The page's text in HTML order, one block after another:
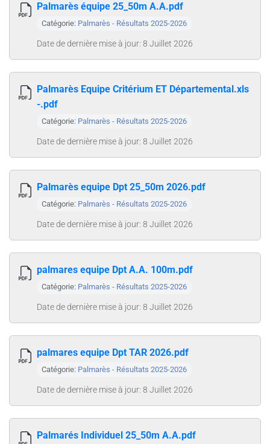
Palmarès équipe 25_50m A.A.pdf
Catégorie: Palmarès - Résultats 2025-2026
Date de dernière mise à jour: 8 Juillet 2026
Palmarès Equipe Critérium ET Départemental.xls
-.pdf
Catégorie: Palmarès - Résultats 2025-2026
Date de dernière mise à jour: 8 Juillet 2026
Palmarès equipe Dpt 25_50m 2026.pdf
Catégorie: Palmarès - Résultats 2025-2026
Date de dernière mise à jour: 8 Juillet 2026
palmares equipe Dpt A.A. 100m.pdf
Catégorie: Palmarès - Résultats 2025-2026
Date de dernière mise à jour: 8 Juillet 2026
palmares equipe Dpt TAR 2026.pdf
Catégorie: Palmarès - Résultats 2025-2026
Date de dernière mise à jour: 8 Juillet 2026
Palmarés Individuel 25_50m A.A.pdf